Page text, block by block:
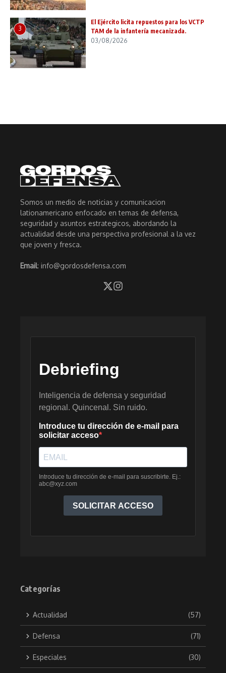
3
El Ejército licita repuestos para los VCTP
TAM de la infantería mecanizada.
03/08/2026
Somos un medio de noticias y comunicacion
lationamericano enfocado en temas de defensa,
seguridad y asuntos estrategicos, abordando la
actualidad desde una perspectiva profesional a la vez
que joven y fresca.
Email: info@gordosdefensa.com
Categorías
Actualidad (57)
Defensa (71)
Especiales (30)